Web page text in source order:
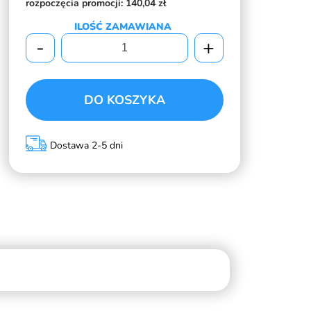
rozpoczęcia promocji: 140,04 zł
ILOŚĆ ZAMAWIANA
- +
DO KOSZYKA
Dostawa 2-5 dni